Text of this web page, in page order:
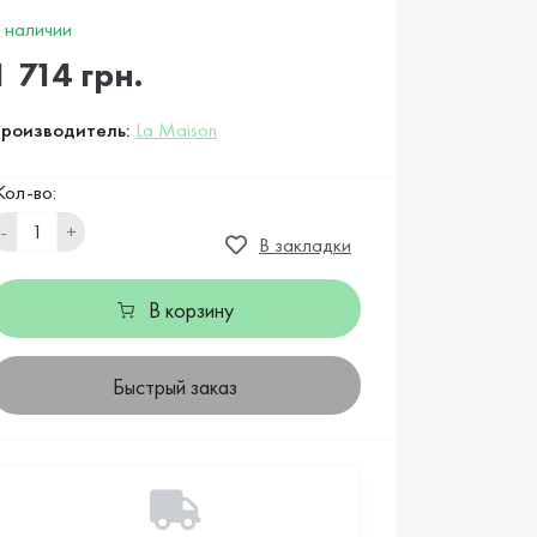
714 грн.
La Maison
во:
-
+
В закладки
В корзину
Быстрый заказ